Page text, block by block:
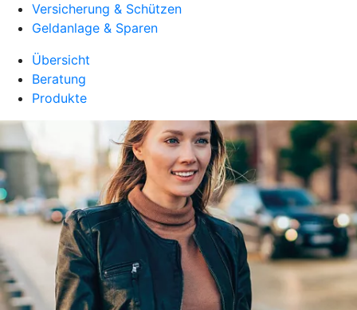
Versicherung & Schützen
Geldanlage & Sparen
Übersicht
Beratung
Produkte